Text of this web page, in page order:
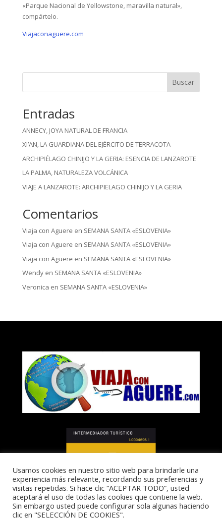
«Parque Nacional de Yellowstone, maravilla natural»,
compártelo.
Viajaconaguere.com
Buscar
Entradas
ANNECY, JOYA NATURAL DE FRANCIA
XI’AN, LA GUARDIANA DEL EJÉRCITO DE TERRACOTA
ARCHIPIÉLAGO CHINIJO Y LA GERIA: ESENCIA DE LANZAROTE
LA PALMA, NATURALEZA VOLCÁNICA
VIAJE A LANZAROTE: ARCHIPIELAGO CHINIJO Y LA GERIA
Comentarios
Viaja con Aguere en SEMANA SANTA «ESLOVENIA»
Viaja con Aguere en SEMANA SANTA «ESLOVENIA»
Viaja con Aguere en SEMANA SANTA «ESLOVENIA»
Wendyen SEMANA SANTA «ESLOVENIA»
Veronica en SEMANA SANTA «ESLOVENIA»
Usamos cookies en nuestro sitio web para brindarle una
experiencia más relevante, recordando sus preferencias y
visitas repetidas. Si hace clic “ACEPTAR TODO”, usted
aceptará el uso de todas las cookies que contiene la web.
Sin embargo usted puede configurar sola algunas haciendo
clic en "SELECCIÓN DE COOKIES".